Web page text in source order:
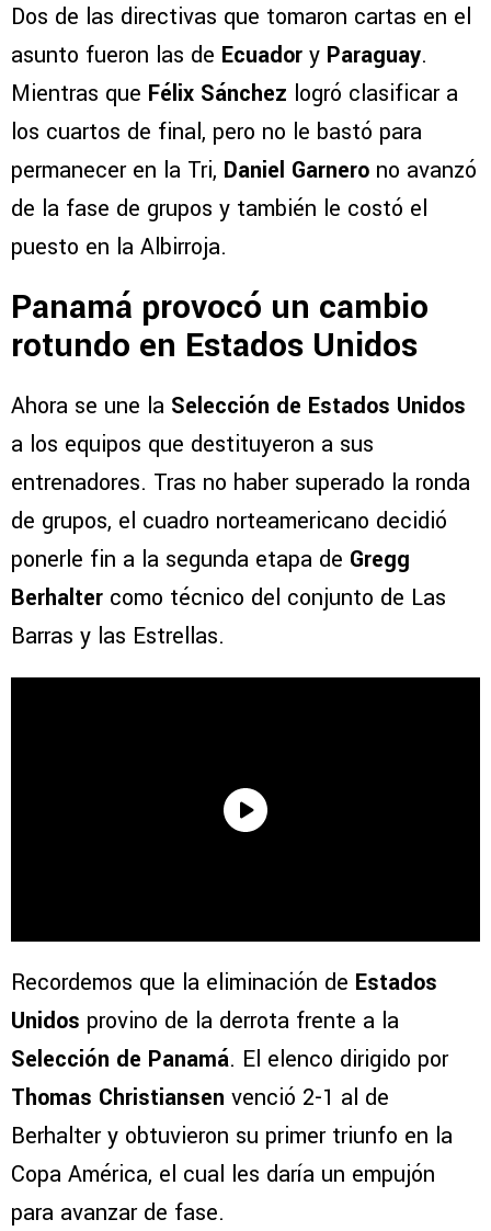
Dos de las directivas que tomaron cartas en el
asunto fueron las de Ecuador y Paraguay.
Mientras que Félix Sánchez logró clasificar a
los cuartos de final, pero no le bastó para
permanecer en la Tri, Daniel Garnero no avanzó
de la fase de grupos y también le costó el
puesto en la Albirroja.
Panamá provocó un cambio
rotundo en Estados Unidos
Ahora se une la Selección de Estados Unidos
a los equipos que destituyeron a sus
entrenadores. Tras no haber superado la ronda
de grupos, el cuadro norteamericano decidió
ponerle fin a la segunda etapa de Gregg
Berhalter como técnico del conjunto de Las
Barras y las Estrellas.
Recordemos que la eliminación de Estados
Unidos provino de la derrota frente a la
Selección de Panamá. El elenco dirigido por
Thomas Christiansen venció 2-1 al de
Berhalter y obtuvieron su primer triunfo en la
Copa América, el cual les daría un empujón
para avanzar de fase.